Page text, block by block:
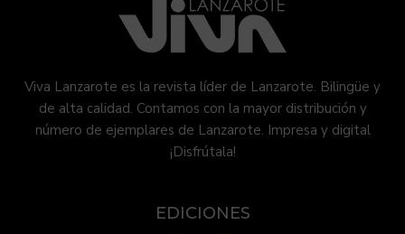
Viva Lanzarote es la revista líder de Lanzarote. Bilingüe y
de alta calidad. Contamos con la mayor distribución y
número de ejemplares de Lanzarote. Impresa y digital
¡Disfrútala!
EDICIONES